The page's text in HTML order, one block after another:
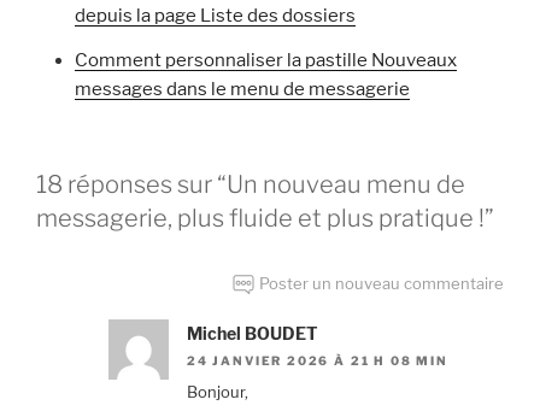
depuis la page Liste des dossiers
Comment personnaliser la pastille Nouveaux
messages dans le menu de messagerie
18 réponses sur “Un nouveau menu de
messagerie, plus fluide et plus pratique !”
Poster un nouveau commentaire
Michel BOUDET
24 JANVIER 2026 À 21 H 08 MIN
Bonjour,